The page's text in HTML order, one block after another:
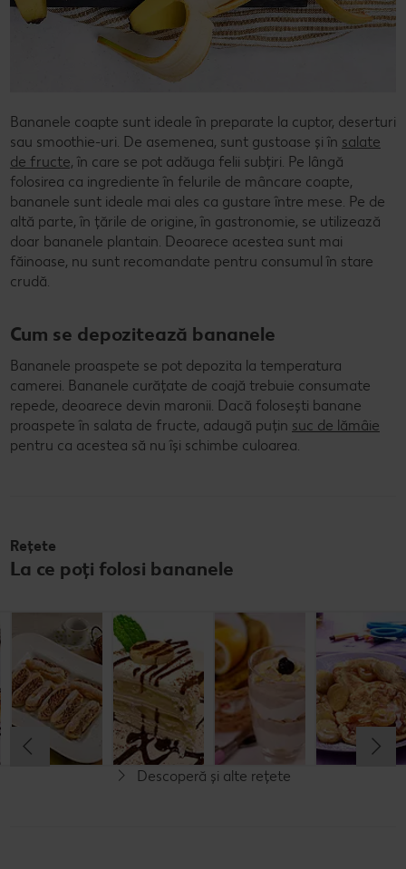
Bananele coapte sunt ideale în preparate la cuptor, deserturi
sau smoothie-uri. De asemenea, sunt gustoase și în salate
de fructe, în care se pot adăuga felii subțiri. Pe lângă
folosirea ca ingrediente în felurile de mâncare coapte,
bananele sunt ideale mai ales ca gustare între mese. Pe de
altă parte, în țările de origine, în gastronomie, se utilizează
doar bananele plantain. Deoarece acestea sunt mai
făinoase, nu sunt recomandate pentru consumul în stare
crudă.
Cum se depozitează bananele
Bananele proaspete se pot depozita la temperatura
camerei. Bananele curățate de coajă trebuie consumate
repede, deoarece devin maronii. Dacă folosești banane
proaspete în salata de fructe, adaugă puțin suc de lămâie
pentru ca acestea să nu își schimbe culoarea.
Rețete
La ce poți folosi bananele
dietetice cu
banane
Cel mult 60 minute
Rafinat
Ecler cu
banane
Cel mult 60 minute
Simplu
Tort cu
banane
Cel mult 60 minute
Rafinat
Banana
crunch
Cel mult 15 minute
Simplu
Descoperă și alte rețete